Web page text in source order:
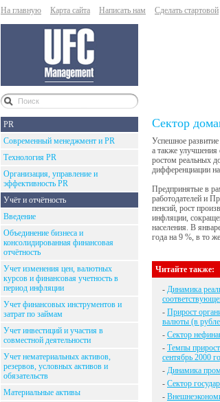
На главную Карта сайта Написать нам Сделать стартовой
PR
Современный менеджмент и PR
Технология PR
Организация, управление и
эффективность PR
Учёт и отчётность
Введение
Объединение бизнеса и
консолидированная финансовая
отчётность
Учет изменения цен, валютных
курсов и финансовая учетность в
период инфляции
Учет финансовых инструментов и
затрат по займам
Учет инвестиций и участия в
совместной деятельности
Учет нематериальных активов,
резервов, условных активов и
обязательств
Материальные активы
Сектор
Успешное
а также улучшения
ростом реальных
дифференциации
Предпринятые в
работодателей и
пенсий, рост
инфляции,
населения. В
года на 9 %, в то
Читайте также:
- Динамика
- Прирост
валюты (в
- Сектор
- Темпы
сентябрь 2000
- Динамика
- Сектор
-